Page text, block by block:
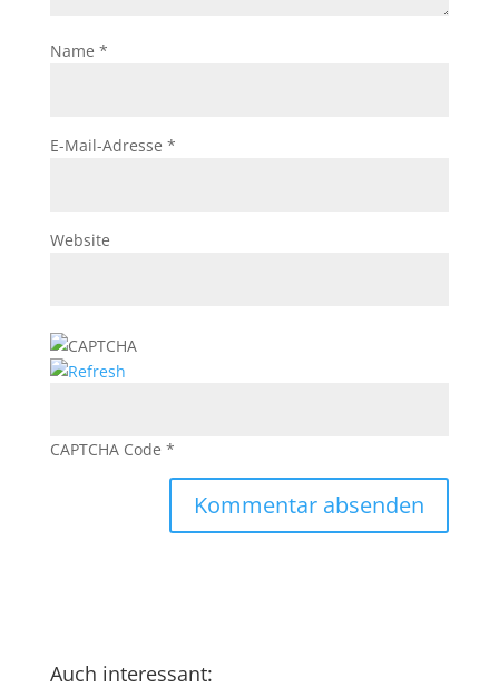
Name *
E-Mail-Adresse *
Website
CAPTCHA Code *
Auch interessant: